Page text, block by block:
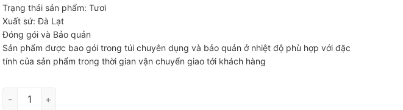
Trạng thái sản phẩm: Tươi
Xuất sứ: Đà Lạt
Đóng gói và Bảo quản
Sản phẩm được bao gói trong túi chuyên dụng và bảo quản ở nhiệt độ phù hợp với đặc
tính của sản phẩm trong thời gian vận chuyển giao tới khách hàng
Hành tây hữu cơ baby số lượng